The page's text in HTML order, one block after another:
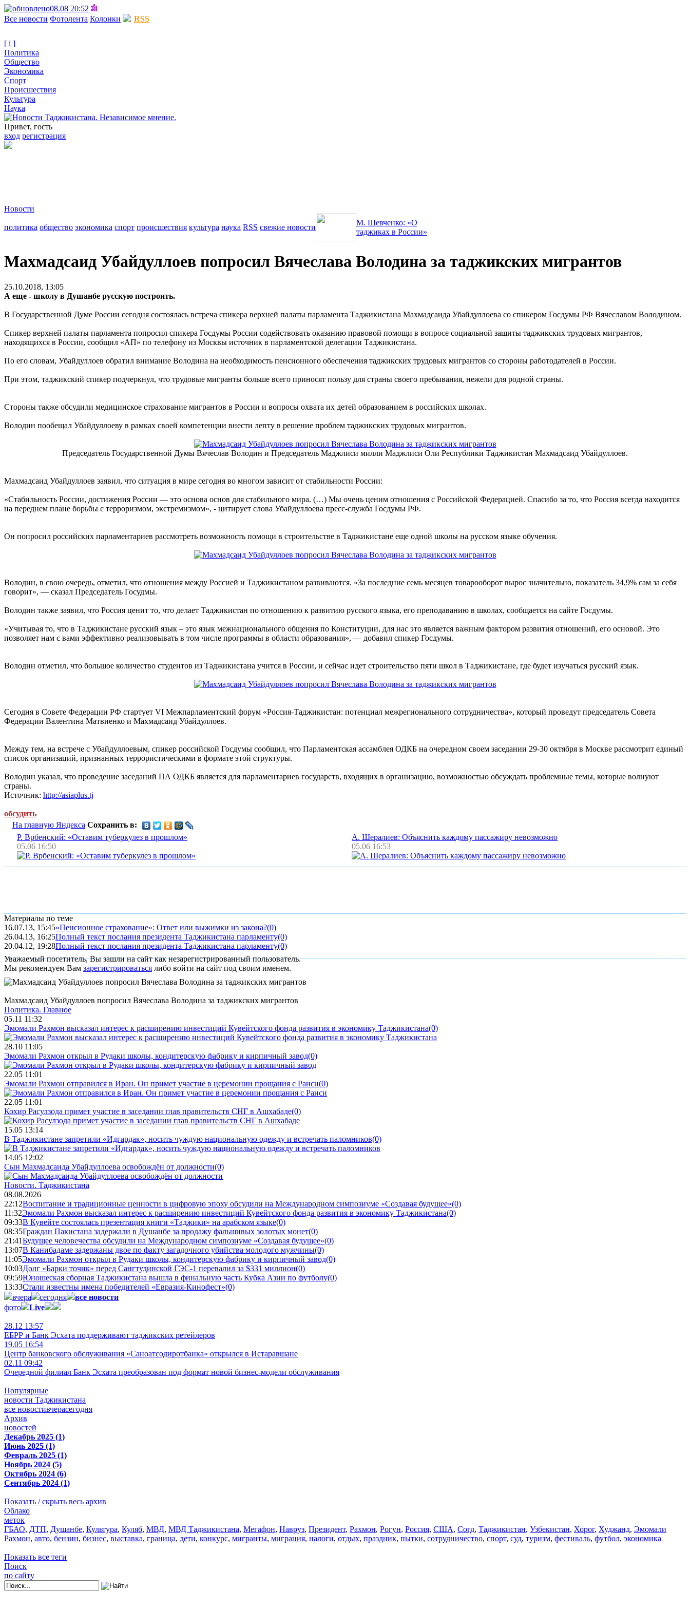
08.08 20:52
Все новости Фотолента Колонки RSS
[ i ]
Политика
Общество
Экономика
Спорт
Происшествия
Культура
Наука
Привет, гость
вход регистрация
Новости
политика общество экономика спорт происшествия культура наука RSS свежие новости
М. Шевченко: «О
таджиках в России»
Махмадсаид Убайдуллоев попросил Вячеслава Володина за таджикских мигрантов
25.10.2018, 13:05
А еще - школу в Душанбе русскую построить.
В Государственной Думе России сегодня состоялась встреча спикера верхней палаты парламента Таджикистана Махмадсаида Убайдуллоева со спикером Госдумы РФ Вячеславом Володином.
Спикер верхней палаты парламента попросил спикера Госдумы России содействовать оказанию правовой помощи в вопросе социальной защиты таджикских трудовых мигрантов,
находящихся в России, сообщил «АП» по телефону из Москвы источник в парламентской делегации Таджикистана.
По его словам, Убайдуллоев обратил внимание Володина на необходимость пенсионного обеспечения таджикских трудовых мигрантов со стороны работодателей в России.
При этом, таджикский спикер подчеркнул, что трудовые мигранты больше всего приносят пользу для страны своего пребывания, нежели для родной страны.
Стороны также обсудили медицинское страхование мигрантов в России и вопросы охвата их детей образованием в российских школах.
Володин пообещал Убайдуллоеву в рамках своей компетенции внести лепту в решение проблем таджикских трудовых мигрантов.
Председатель Государственной Думы Вячеслав Володин и Председатель Маджлиси милли Маджлиси Оли Республики Таджикистан Махмадсаид Убайдуллоев.
Махмадсаид Убайдуллоев заявил, что ситуация в мире сегодня во многом зависит от стабильности России:
«Стабильность России, достижения России — это основа основ для стабильного мира. (…) Мы очень ценим отношения с Российской Федерацией. Спасибо за то, что Россия всегда находится
на переднем плане борьбы с терроризмом, экстремизмом», - цитирует слова Убайдуллоева пресс-служба Госдумы РФ.
Он попросил российских парламентариев рассмотреть возможность помощи в строительстве в Таджикистане еще одной школы на русском языке обучения.
Володин, в свою очередь, отметил, что отношения между Россией и Таджикистаном развиваются. «За последние семь месяцев товарооборот вырос значительно, показатель 34,9% сам за себя
говорит», — сказал Председатель Госудмы.
Володин также заявил, что Россия ценит то, что делает Таджикистан по отношению к развитию русского языка, его преподаванию в школах, сообщается на сайте Госдумы.
«Учитывая то, что в Таджикистане русский язык – это язык межнационального общения по Конституции, для нас это является важным фактором развития отношений, его основой. Это
позволяет нам с вами эффективно реализовывать в том числе программы в области образования», — добавил спикер Госдумы.
Володин отметил, что большое количество студентов из Таджикистана учится в России, и сейчас идет строительство пяти школ в Таджикистане, где будет изучаться русский язык.
Сегодня в Совете Федерации РФ стартует VI Межпарламентский форум «Россия-Таджикистан: потенциал межрегионального сотрудничества», который проведут председатель Совета
Федерации Валентина Матвиенко и Махмадсаид Убайдуллоев.
Между тем, на встрече с Убайдуллоевым, спикер российской Госдумы сообщил, что Парламентская ассамблея ОДКБ на очередном своем заседании 29-30 октября в Москве рассмотрит единый
список организаций, признанных террористическими в формате этой структуры.
Володин указал, что проведение заседаний ПА ОДКБ является для парламентариев государств, входящих в организацию, возможностью обсуждать проблемные темы, которые волнуют
страны.
Источник: http://asiaplus.tj
обсудить
На главную Яндекса Сохранить в:
Р. Врбенский: «Оставим туберкулез в прошлом»
05.06 16:50
А. Шералиев: Объяснить каждому пассажиру невозможно
05.06 16:53
Материалы по теме
16.07.13, 15:45«Пенсионное страхование»: Ответ или выжимки из закона?(0)
26.04.13, 16:25Полный текст послания президента Таджикистана парламенту(0)
20.04.12, 19:28Полный текст послания президента Таджикистана парламенту(0)
Уважаемый посетитель, Вы зашли на сайт как незарегистрированный пользователь.
Мы рекомендуем Вам зарегистрироваться либо войти на сайт под своим именем.
Махмадсаид Убайдуллоев попросил Вячеслава Володина за таджикских мигрантов
Политика. Главное
05.11 11:32
Эмомали Рахмон высказал интерес к расширению инвестиций Кувейтского фонда развития в экономику Таджикистана(0)
28.10 11:05
Эмомали Рахмон открыл в Рудаки школы, кондитерскую фабрику и кирпичный завод(0)
22.05 11:01
Эмомали Рахмон отправился в Иран. Он примет участие в церемонии прощания с Раиси(0)
22.05 11:01
Кохир Расулзода примет участие в заседании глав правительств СНГ в Ашхабаде(0)
15.05 13:14
В Таджикистане запретили «Идгардак», носить чуждую национальную одежду и встречать паломников(0)
14.05 12:02
Сын Махмадсаида Убайдуллоева освобождён от должности(0)
Новости. Таджикистана
08.08.2026
22:12Воспитание и традиционные ценности в цифровую эпоху обсудили на Международном симпозиуме «Создавая будущее»(0)
11:32Эмомали Рахмон высказал интерес к расширению инвестиций Кувейтского фонда развития в экономику Таджикистана(0)
09:33В Кувейте состоялась презентация книги «Таджики» на арабском языке(0)
08:35Граждан Пакистана задержали в Душанбе за продажу фальшивых золотых монет(0)
21:41Будущее человечества обсудили на Международном симпозиуме «Создавая будущее»(0)
13:07В Канибадаме задержаны двое по факту загадочного убийства молодого мужчины(0)
11:05Эмомали Рахмон открыл в Рудаки школы, кондитерскую фабрику и кирпичный завод(0)
10:03Долг «Барки точик» перед Сангтудинской ГЭС-1 перевалил за $331 миллион(0)
09:59Юношеская сборная Таджикистана вышла в финальную часть Кубка Азии по футболу(0)
13:33Стали известны имена победителей «Евразия-Кинофест»(0)
вчера
сегодня
все новости
фото
Live
28.12 13:57
ЕБРР и Банк Эсхата поддерживают таджикских ретейлеров
19.05 16:54
Центр банковского обслуживания «Саноатсодиротбанка» открылся в Истаравшане
02.11 09:42
Очередной филиал Банк Эсхата преобразован под формат новой бизнес-модели обслуживания
Популярные
новости Таджикистана
все новостивчерасегодня
Архив
новостей
Декабрь 2025 (1)
Июнь 2025 (1)
Февраль 2025 (1)
Ноябрь 2024 (5)
Октябрь 2024 (6)
Сентябрь 2024 (1)
Показать / скрыть весь архив
Облако
меток
ГБАО, ДТП, Душанбе, Культура, Куляб, МВД, МВД Таджикистана, Мегафон, Навруз, Президент, Рахмон, Рогун, Россия, США, Согд, Таджикистан, Узбекистан, Хорог, Худжанд, Эмомали
Рахмон, авто, бензин, бизнес, выставка, граница, дети, конкурс, мигранты, миграция, налоги, отдых, праздник, пытки, сотрудничество, спорт, суд, туризм, фестиваль, футбол, экономика
Показать все теги
Поиск
по сайту